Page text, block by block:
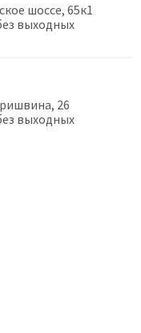
шоссе, 65к1
выходных
26
выходных